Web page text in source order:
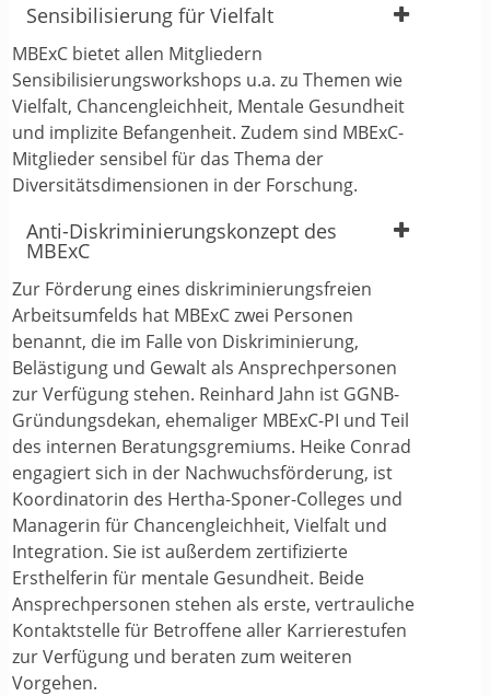
Sensibilisierung für Vielfalt
MBExC bietet allen Mitgliedern
Sensibilisierungsworkshops u.a. zu Themen wie
Vielfalt, Chancengleichheit, Mentale Gesundheit
und implizite Befangenheit. Zudem sind MBExC-
Mitglieder sensibel für das Thema der
Diversitätsdimensionen in der Forschung.
Anti-Diskriminierungskonzept des
MBExC
Zur Förderung eines diskriminierungsfreien
Arbeitsumfelds hat MBExC zwei Personen
benannt, die im Falle von Diskriminierung,
Belästigung und Gewalt als Ansprechpersonen
zur Verfügung stehen. Reinhard Jahn ist GGNB-
Gründungsdekan, ehemaliger MBExC-PI und Teil
des internen Beratungsgremiums. Heike Conrad
engagiert sich in der Nachwuchsförderung, ist
Koordinatorin des Hertha-Sponer-Colleges und
Managerin für Chancengleichheit, Vielfalt und
Integration. Sie ist außerdem zertifizierte
Ersthelferin für mentale Gesundheit. Beide
Ansprechpersonen stehen als erste, vertrauliche
Kontaktstelle für Betroffene aller Karrierestufen
zur Verfügung und beraten zum weiteren
Vorgehen.